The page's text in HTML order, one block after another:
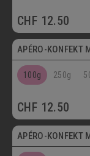
CHF 12.50
Vegetarisch
APÉRO-KONFEKT
100g 250g
CHF 12.50
Vegetarisch
APÉRO-KONFEKT